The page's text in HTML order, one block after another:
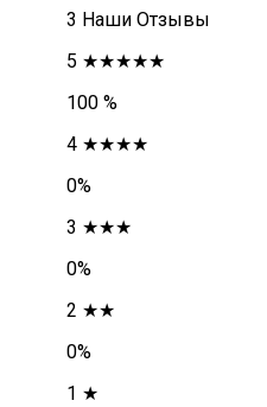
3 Наши Отзывы
5 ★★★★★
100 %
4 ★★★★
0%
3 ★★★
0%
2 ★★
0%
1 ★